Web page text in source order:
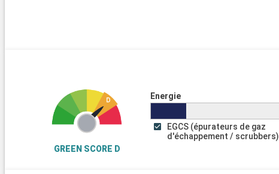
GREEN SCORE D
Energie
EGCS (épurateurs de gaz
d'échappement / scrubbers)